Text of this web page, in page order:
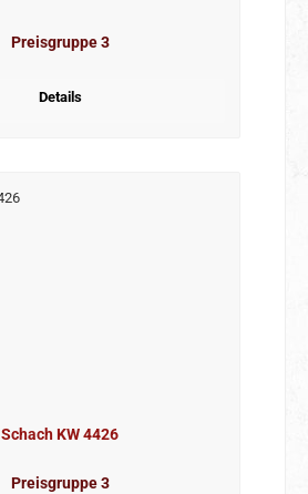
Preisgruppe 3
Details
Schach KW 4426
Preisgruppe 3